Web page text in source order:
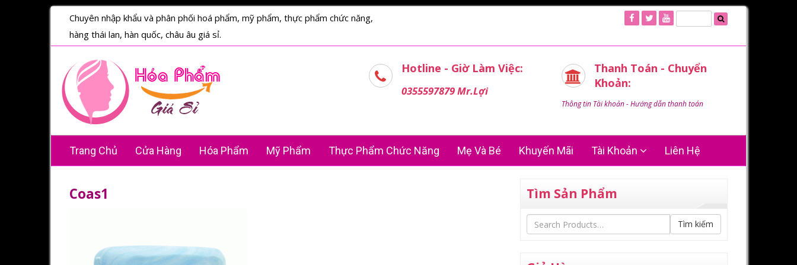
Chuyên nhập khẩu và phân phối hoá phẩm, mỹ phẩm, thực phẩm chức năng,
hàng thái lan, hàn quốc, châu âu giá sỉ.
Hotline - Giờ Làm Việc:
0355597879 Mr.Lợi
Thanh Toán - Chuyển
Khoản:
Thông tin Tài khoản - Hướng dẫn thanh toán
Trang Chủ Cửa Hàng Hóa Phẩm Mỹ Phẩm Thực Phẩm Chức Năng Mẹ Và Bé Khuyến Mãi Tài Khoản Liên Hệ
Coas1 Tìm Sản Phẩm
Tìm kiếm